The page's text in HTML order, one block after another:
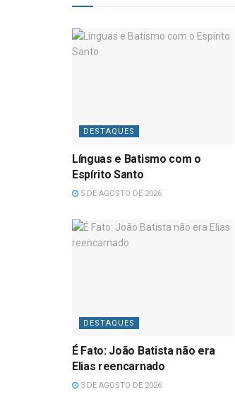
DESTAQUES
Línguas e Batismo com o
Espírito Santo
5 DE AGOSTO DE 2026
DESTAQUES
É Fato: João Batista não era
Elias reencarnado
3 DE AGOSTO DE 2026